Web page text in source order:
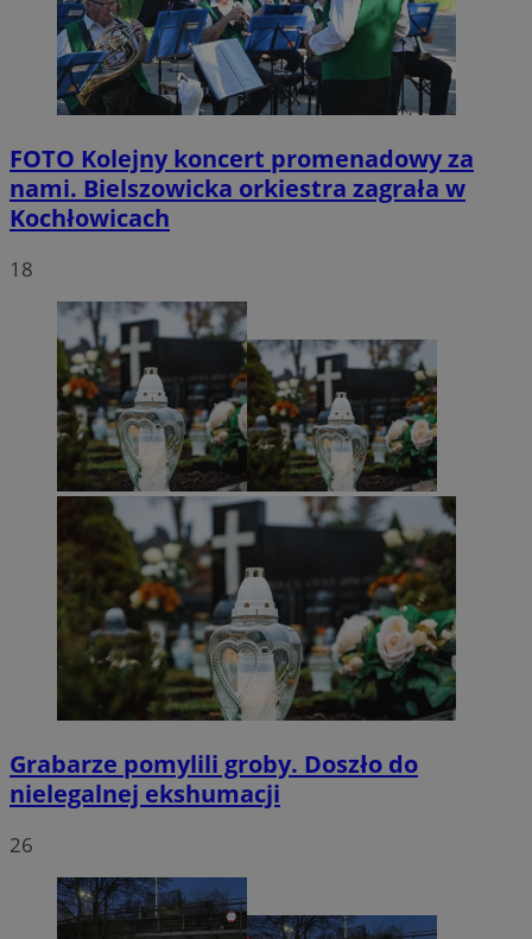
FOTO Kolejny koncert promenadowy za
nami. Bielszowicka orkiestra zagrała w
Kochłowicach
18
Grabarze pomylili groby. Doszło do
nielegalnej ekshumacji
26